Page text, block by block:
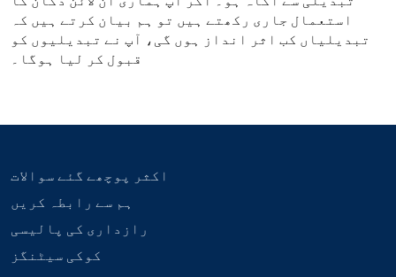
استعمال جاری رکھتے ہیں تو ہم بیان کرتے ہیں کہ
تبدیلیاں کب اثر انداز ہوں گی، آپ نے تبدیلیوں کو
قبول کر لیا ہوگا۔
اکثر پوچھے گئے سوالات
ہم سے رابطہ کریں
رازداری کی پالیسی
کوکی سیٹنگز